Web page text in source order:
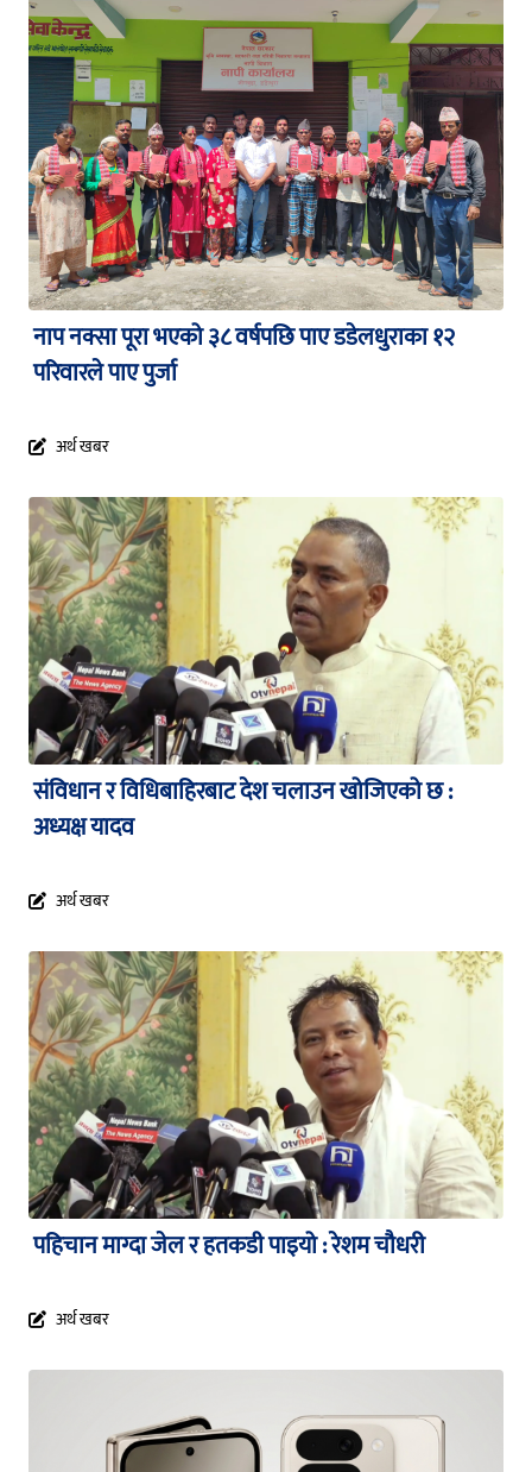
नाप नक्सा पूरा भएको ३८ वर्षपछि पाए डडेलधुराका १२
परिवारले पाए पुर्जा
अर्थ खबर
संविधान र विधिबाहिरबाट देश चलाउन खोजिएको छ :
अध्यक्ष यादव
अर्थ खबर
पहिचान माग्दा जेल र हतकडी पाइयो : रेशम चौधरी
अर्थ खबर